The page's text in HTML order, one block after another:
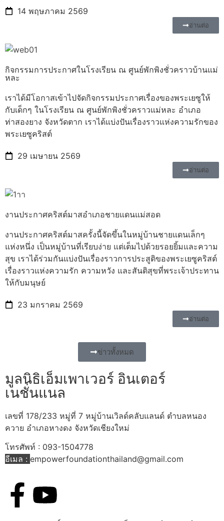
14 พฤษภาคม 2569
อ่านต่อ
กิจกรรมการประกาศในโรงเรียน ณ ศูนย์พักพิงชั่วคราวบ้านแม่
หละ
เราได้มีโอกาสเข้าไปจัดกิจกรรมประกาศเรื่องของพระเยซูให้
กับเด็กๆ ในโรงเรียน ณ ศูนย์พักพิงชั่วคราวแม่หละ อำเภอ
ท่าสองยาง จังหวัดตาก เราได้แบ่งปันเรื่องราวแห่งความรักของ
พระเยซูคริสต์
29 เมษายน 2569
อ่านต่อ
งานประกาศคริสต์มาสอำเภอชายแดนแม่สอด
งานประกาศคริสต์มาสครั้งนี้จัดขึ้นในหมู่บ้านชายแดนเล็กๆ
แห่งหนึ่ง เป็นหมู่บ้านที่เรียบง่าย แต่เต็มไปด้วยรอยยิ้มและความ
สุข เราได้ร่วมกันแบ่งปันเรื่องราวการประสูติของพระเยซูคริสต์
เรื่องราวแห่งความรัก ความหวัง และสันติสุขที่พระเจ้าประทาน
ให้กับมนุษย์
23 มกราคม 2569
อ่านต่อ
ข่าวทั้งหมด
มูลนิธิเอ็มเพาเวอร์ อินเตอร์
เนชั่นแนล
เลขที่ 178/233 หมู่ที่ 7 หมู่บ้านเวิลด์คลับแลนด์ ตำบลหนอง
ควาย อำเภอหางดง จังหวัดเชียงใหม่
โทรศัพท์ : 093-1504778
อีเมล : empowerfoundationthailand@gmail.com